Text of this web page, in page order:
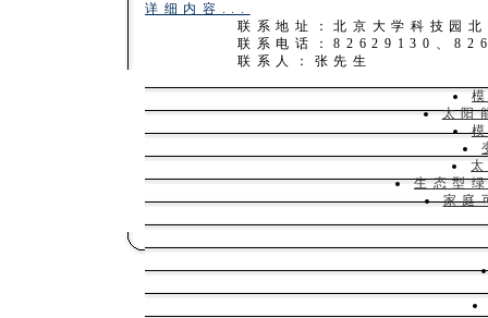
详细内容...
联系地址：北京大学科技园
联系电话：82629130、
联系人：张先生
太阳
生态型
家庭